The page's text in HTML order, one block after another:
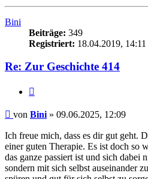
Bini
Beiträge: 349
Registriert: 18.04.2019, 14:11
Re: Zur Geschichte 414
Beitrag
von Bini » 09.06.2025, 12:09
Ich freue mich, dass es dir gut geht.
einer guten Therapie. Es ist doch so
das ganze passiert ist und sich dabei
sondern mit sich selbst auseinander